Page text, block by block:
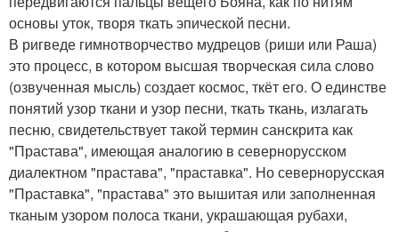
основы уток, творя ткать эпической песни.
В ригведе гимнотворчество мудрецов (риши или Раша)
это процесс, в котором высшая творческая сила слово
(озвученная мысль) создает космос, ткёт его. О единстве
понятий узор ткани и узор песни, ткать ткань, излагать
песню, свидетельствует такой термин санскрита как
"Прастава", имеющая аналогию в севернорусском
диалектном "прастава", "праставка". Но севернорусская
"Праставка", "прастава" это вышитая или заполненная
тканым узором полоса ткани, украшающая рубахи,